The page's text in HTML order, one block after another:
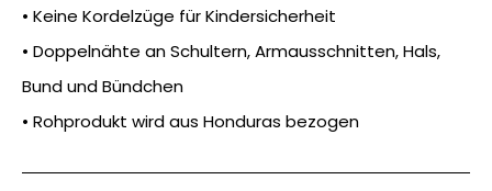
• Keine Kordelzüge für Kindersicherheit
• Doppelnähte an Schultern, Armausschnitten, Hals,
Bund und Bündchen
• Rohprodukt wird aus Honduras bezogen